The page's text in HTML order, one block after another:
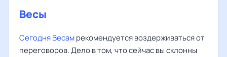
Весы
Сегодня Весамрекомендуется воздерживаться от
переговоров. Дело в том, что сейчас вы склонны